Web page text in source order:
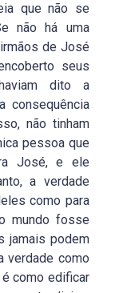
que não se
não há uma
de José
seus
dito a
consequência
não tinham
pessoa que
José, e ele
a verdade
como para
mundo fosse
jamais podem
verdade como
como edificar